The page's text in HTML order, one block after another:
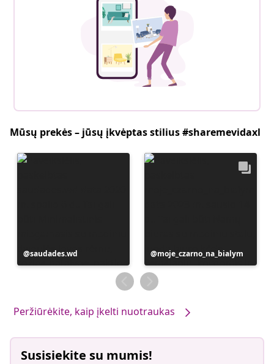
Mūsų prekės – jūsų įkvėptas stilius #sharemevidaxl
Įrašą
paskelbė
saudades.wd
Įrašą
paskelbė
moje_czarno_na_bialym
Peržiūrėkite, kaip įkelti nuotraukas
Susisiekite su mumis!